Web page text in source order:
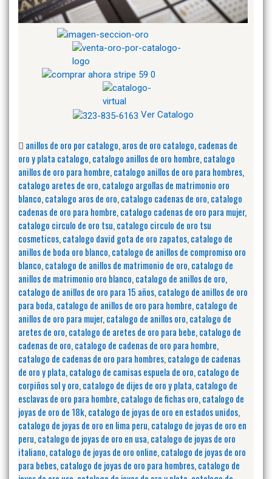
Ver Catalogo
anillos de oro por catalogo,aros de oro catalogo,cadenas de
oro y plata catalogo,catalogo anillos de oro hombre,catalogo
anillos de oro para hombre,catalogo anillos de oro para hombres,
catalogo aretes de oro,catalogo argollas de matrimonio oro
blanco,catalogo aros de oro,catalogo cadenas de oro,catalogo
cadenas de oro para hombre,catalogo cadenas de oro para mujer,
catalogo circulo de oro tsu,catalogo circulo de oro tsu
cosmeticos,catalogo david gota de oro zapatos,catalogo de
anillos de boda oro blanco,catalogo de anillos de compromiso oro
blanco,catalogo de anillos de matrimonio de oro,catalogo de
anillos de matrimonio oro blanco,catalogo de anillos de oro,
catalogo de anillos de oro para 15 años,catalogo de anillos de oro
para boda,catalogo de anillos de oro para hombre,catalogo de
anillos de oro para mujer,catalogo de anillos oro,catalogo de
aretes de oro,catalogo de aretes de oro para bebe,catalogo de
cadenas de oro,catalogo de cadenas de oro para hombre,
catalogo de cadenas de oro para hombres,catalogo de cadenas
de oro y plata,catalogo de camisas espuela de oro,catalogo de
corpiños sol y oro,catalogo de dijes de oro y plata,catalogo de
esclavas de oro para hombre,catalogo de fichas oro,catalogo de
joyas de oro de 18k,catalogo de joyas de oro en estados unidos,
catalogo de joyas de oro en lima peru,catalogo de joyas de oro en
peru,catalogo de joyas de oro en usa,catalogo de joyas de oro
italiano,catalogo de joyas de oro online,catalogo de joyas de oro
para bebes,catalogo de joyas de oro para hombres,catalogo de